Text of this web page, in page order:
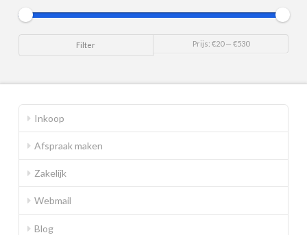
prijs
prijs
Filter Prijs: €20— €530
Inkoop
Afspraak maken
Zakelijk
Webmail
Blog